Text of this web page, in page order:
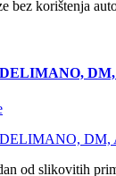
bez korištenja
od slikovitih